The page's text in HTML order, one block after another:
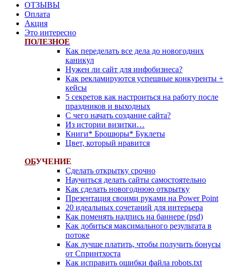
ОТЗЫВЫ
Оплата
Акция
Это интересно
ПОЛЕЗНОЕ
Как переделать все дела до новогодних
каникул
Нужен ли сайт для инфобизнеса?
Как рекламируются успешные конкуренты +
кейсы
5 секретов как настроиться на работу после
праздников и выходных
С чего начать создание сайта?
Из истории визитки…
Книги* Брошюры* Буклеты
Цвет, который нравится
ОБУЧЕНИЕ
Сделать открытку срочно
Научиться делать сайты самостоятельно
Как сделать новогоднюю открытку
Презентация своими руками на Power Point
20 идеальных сочетаний для интерьера
Как поменять надпись на баннере (psd)
Как добиться максимального результата в
потоке
Как лучше платить, чтобы получить бонусы
от Спринтхоста
Как исправить ошибки файла robots.txt